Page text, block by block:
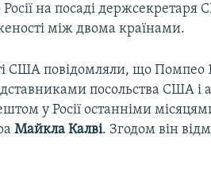
на посаді держсекретаря
між двома країнами.
США повідомляли, що Помпео
посольства США і
у Росії останніми
Майкла Калві. Згодом він